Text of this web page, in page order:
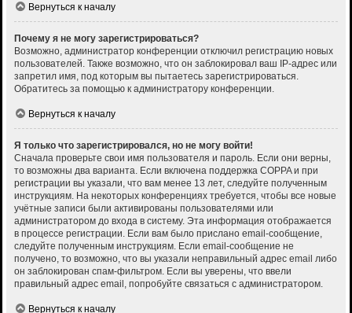
Вернуться к началу
Почему я не могу зарегистрироваться?
Возможно, администратор конференции отключил регистрацию новых
пользователей. Также возможно, что он заблокировал ваш IP-адрес или
запретил имя, под которым вы пытаетесь зарегистрироваться.
Обратитесь за помощью к администратору конференции.
Вернуться к началу
Я только что зарегистрировался, но не могу войти!
Сначала проверьте свои имя пользователя и пароль. Если они верны,
то возможны два варианта. Если включена поддержка COPPA и при
регистрации вы указали, что вам менее 13 лет, следуйте полученным
инструкциям. На некоторых конференциях требуется, чтобы все новые
учётные записи были активированы пользователями или
администратором до входа в систему. Эта информация отображается
в процессе регистрации. Если вам было прислано email-сообщение,
следуйте полученным инструкциям. Если email-сообщение не
получено, то возможно, что вы указали неправильный адрес email либо
он заблокирован спам-фильтром. Если вы уверены, что ввели
правильный адрес email, попробуйте связаться с администратором.
Вернуться к началу